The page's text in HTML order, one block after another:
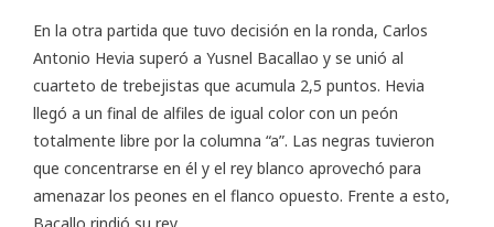
En la otra partida que tuvo decisión en la ronda, Carlos
Antonio Hevia superó a Yusnel Bacallao y se unió al
cuarteto de trebejistas que acumula 2,5 puntos. Hevia
llegó a un final de alfiles de igual color con un peón
totalmente libre por la columna “a”. Las negras tuvieron
que concentrarse en él y el rey blanco aprovechó para
amenazar los peones en el flanco opuesto. Frente a esto,